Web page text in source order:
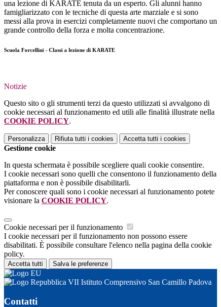
una lezione di KARATE tenuta da un esperto. Gli alunni hanno
famigliarizzato con le tecniche di questa arte marziale e si sono
messi alla prova in esercizi completamente nuovi che comportano un
grande controllo della forza e molta concentrazione.
Scuola Forcellini - Classi a lezione di KARATE
Notizie
Questo sito o gli strumenti terzi da questo utilizzati si avvalgono di
cookie necessari al funzionamento ed utili alle finalità illustrate nella
COOKIE POLICY.
Personalizza Rifiuta tutti i cookies Accetta tutti i cookies
Gestione cookie
In questa schermata è possibile scegliere quali cookie consentire.
I cookie necessari sono quelli che consentono il funzionamento della
piattaforma e non è possibile disabilitarli.
Per conoscere quali sono i cookie necessari al funzionamento potete
visionare la COOKIE POLICY.
Cookie necessari per il funzionamento
I cookie necessari per il funzionamento non possono essere
disabilitati. È possibile consultare l'elenco nella pagina della cookie
policy.
Accetta tutti Salva le preferenze
VII Istituto Comprensivo San Camillo Padova
Contatti